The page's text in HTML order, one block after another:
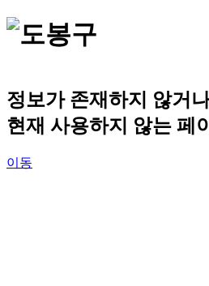
정보가 존재하지 않거
현재 사용하지 않는 페
이동